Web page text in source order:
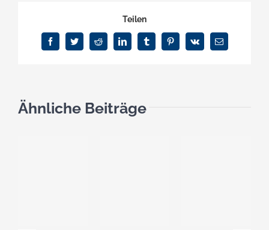
Teilen
FacebookTwitterReddit LinkedInTumblrPinterest
Vk
E-
Mail
Ähnliche Beiträge